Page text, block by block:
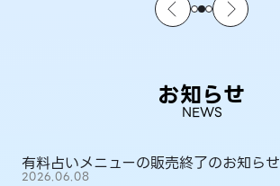
お知らせ
NEWS
有料占いメニューの販売終了のお知らせ
2026.06.08